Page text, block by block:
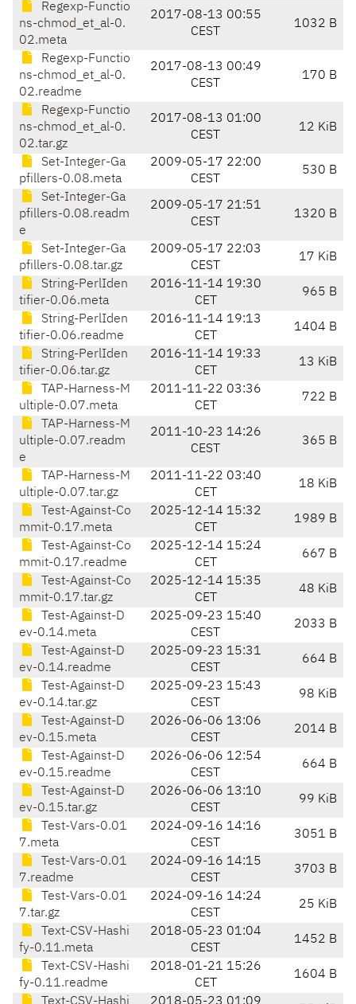
Regexp-Functio
ns-chmod_et_al-0.
02.meta
2017-08-13 00:55
CEST
1032 B
Regexp-Functio
ns-chmod_et_al-0.
02.readme
2017-08-13 00:49
CEST
170 B
Regexp-Functio
ns-chmod_et_al-0.
02.tar.gz
2017-08-13 01:00
CEST
12 KiB
Set-Integer-Ga
pfillers-0.08.meta
2009-05-17 22:00
CEST
530 B
Set-Integer-Ga
pfillers-0.08.readm
e
2009-05-17 21:51
CEST
1320 B
Set-Integer-Ga
pfillers-0.08.tar.gz
2009-05-17 22:03
CEST
17 KiB
String-PerlIden
tifier-0.06.meta
2016-11-14 19:30
CET
965 B
String-PerlIden
tifier-0.06.readme
2016-11-14 19:13
CET
1404 B
String-PerlIden
tifier-0.06.tar.gz
2016-11-14 19:33
CET
13 KiB
TAP-Harness-M
ultiple-0.07.meta
2011-11-22 03:36
CET
722 B
TAP-Harness-M
ultiple-0.07.readm
e
2011-10-23 14:26
CEST
365 B
TAP-Harness-M
ultiple-0.07.tar.gz
2011-11-22 03:40
CET
18 KiB
Test-Against-Co
mmit-0.17.meta
2025-12-14 15:32
CET
1989 B
Test-Against-Co
mmit-0.17.readme
2025-12-14 15:24
CET
667 B
Test-Against-Co
mmit-0.17.tar.gz
2025-12-14 15:35
CET
48 KiB
Test-Against-D
ev-0.14.meta
2025-09-23 15:40
CEST
2033 B
Test-Against-D
ev-0.14.readme
2025-09-23 15:31
CEST
664 B
Test-Against-D
ev-0.14.tar.gz
2025-09-23 15:43
CEST
98 KiB
Test-Against-D
ev-0.15.meta
2026-06-06 13:06
CEST
2014 B
Test-Against-D
ev-0.15.readme
2026-06-06 12:54
CEST
664 B
Test-Against-D
ev-0.15.tar.gz
2026-06-06 13:10
CEST
99 KiB
Test-Vars-0.01
7.meta
2024-09-16 14:16
CEST
3051 B
Test-Vars-0.01
7.readme
2024-09-16 14:15
CEST
3703 B
Test-Vars-0.01
7.tar.gz
2024-09-16 14:24
CEST
25 KiB
Text-CSV-Hashi
fy-0.11.meta
2018-05-23 01:04
CEST
1452 B
Text-CSV-Hashi
fy-0.11.readme
2018-01-21 15:26
CET
1604 B